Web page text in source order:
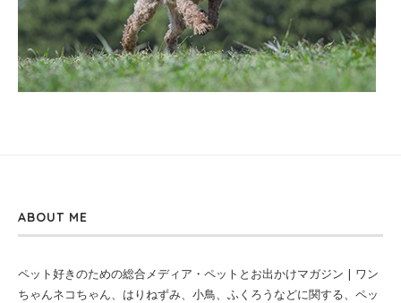
ABOUT ME
ペット好きのための総合メディア・ペットとお出かけマガジン | ワン
ちゃんネコちゃん、はりねずみ、小鳥、ふくろうなどに関する、ペッ